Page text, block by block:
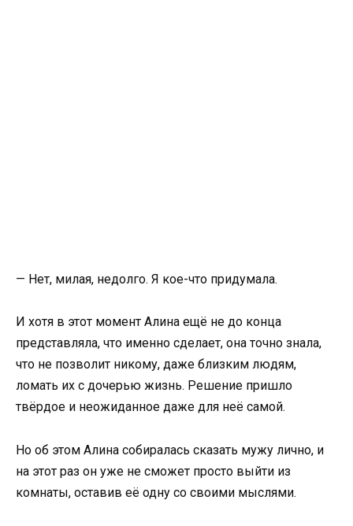
— Нет, милая, недолго. Я кое-что придумала.
И хотя в этот момент Алина ещё не до конца
представляла, что именно сделает, она точно знала,
что не позволит никому, даже близким людям,
ломать их с дочерью жизнь. Решение пришло
твёрдое и неожиданное даже для неё самой.
Но об этом Алина собиралась сказать мужу лично, и
на этот раз он уже не сможет просто выйти из
комнаты, оставив её одну со своими мыслями.